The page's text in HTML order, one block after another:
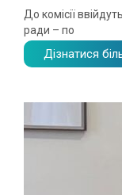
До комісії
ради – по
Дізнатися